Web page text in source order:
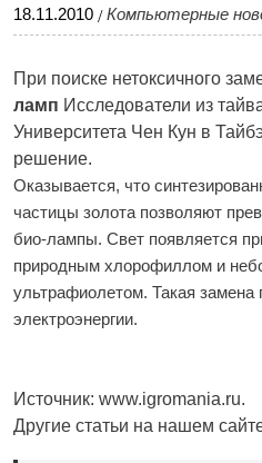
18.11.2010 / Компьютерные
При поиске нетоксичного
ламп Исследователи из
Университета Чен Кун в
решение.
Оказывается, что
частицы золота позволяют
био-лампы. Свет появляется
природным хлорофиллом и
ультрафиолетом. Такая замена
электроэнергии.
Источник: www.igromania.ru.
Другие статьи на нашем